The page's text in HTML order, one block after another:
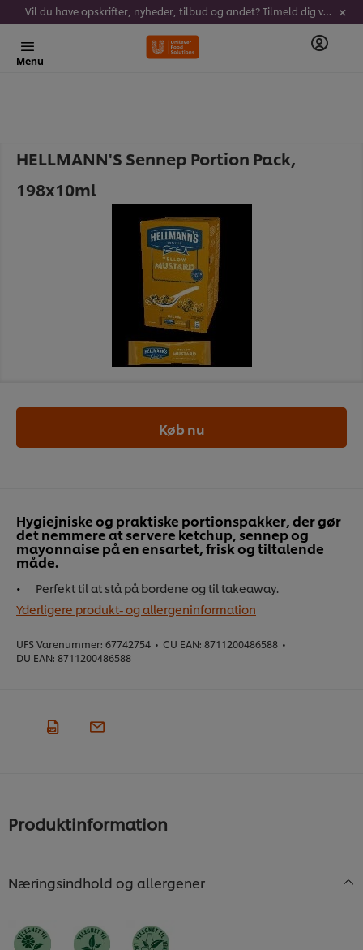
Vil du have opskrifter, nyheder, tilbud og andet? Tilmeld dig vores nyhedsbrev!
Menu
HELLMANN'S Sennep Portion Pack,
198x10ml
Hygiejniske og praktiske portionspakker, der gør
det nemmere at servere ketchup, sennep og
mayonnaise på en ensartet, frisk og tiltalende
måde.
Perfekt til at stå på bordene og til takeaway.
Yderligere produkt- og allergeninformation
UFS Varenummer: 67742754 • CU EAN: 8711200486588 •
DU EAN: 8711200486588
Køb nu
Produktinformation
Næringsindhold og allergener